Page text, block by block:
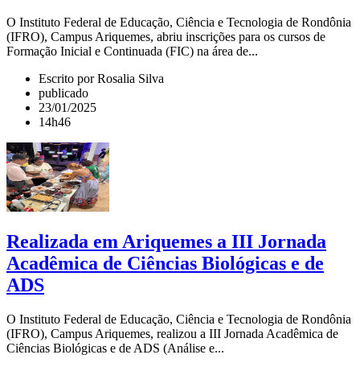
O Instituto Federal de Educação, Ciência e Tecnologia de Rondônia
(IFRO), Campus Ariquemes, abriu inscrições para os cursos de
Formação Inicial e Continuada (FIC) na área de...
Escrito por Rosalia Silva
publicado
23/01/2025
14h46
Realizada em Ariquemes a III Jornada
Acadêmica de Ciências Biológicas e de
ADS
O Instituto Federal de Educação, Ciência e Tecnologia de Rondônia
(IFRO), Campus Ariquemes, realizou a III Jornada Acadêmica de
Ciências Biológicas e de ADS (Análise e...